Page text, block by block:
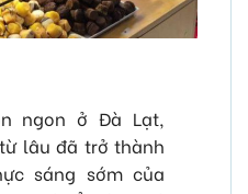
ngon ở Đà Lạt,
từ lâu đã trở thành
sáng sớm của